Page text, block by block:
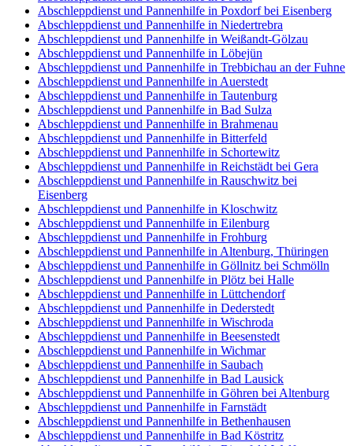
Abschleppdienst und Pannenhilfe in Poxdorf bei Eisenberg
Abschleppdienst und Pannenhilfe in Niedertrebra
Abschleppdienst und Pannenhilfe in Weißandt-Gölzau
Abschleppdienst und Pannenhilfe in Löbejün
Abschleppdienst und Pannenhilfe in Trebbichau an der Fuhne
Abschleppdienst und Pannenhilfe in Auerstedt
Abschleppdienst und Pannenhilfe in Tautenburg
Abschleppdienst und Pannenhilfe in Bad Sulza
Abschleppdienst und Pannenhilfe in Brahmenau
Abschleppdienst und Pannenhilfe in Bitterfeld
Abschleppdienst und Pannenhilfe in Schortewitz
Abschleppdienst und Pannenhilfe in Reichstädt bei Gera
Abschleppdienst und Pannenhilfe in Rauschwitz bei
Eisenberg
Abschleppdienst und Pannenhilfe in Kloschwitz
Abschleppdienst und Pannenhilfe in Eilenburg
Abschleppdienst und Pannenhilfe in Frohburg
Abschleppdienst und Pannenhilfe in Altenburg, Thüringen
Abschleppdienst und Pannenhilfe in Göllnitz bei Schmölln
Abschleppdienst und Pannenhilfe in Plötz bei Halle
Abschleppdienst und Pannenhilfe in Lüttchendorf
Abschleppdienst und Pannenhilfe in Dederstedt
Abschleppdienst und Pannenhilfe in Wischroda
Abschleppdienst und Pannenhilfe in Beesenstedt
Abschleppdienst und Pannenhilfe in Wichmar
Abschleppdienst und Pannenhilfe in Saubach
Abschleppdienst und Pannenhilfe in Bad Lausick
Abschleppdienst und Pannenhilfe in Göhren bei Altenburg
Abschleppdienst und Pannenhilfe in Farnstädt
Abschleppdienst und Pannenhilfe in Bethenhausen
Abschleppdienst und Pannenhilfe in Bad Köstritz